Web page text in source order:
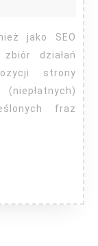
stron
w
firmy
działań
strony
fraz